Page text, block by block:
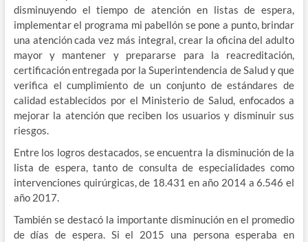
disminuyendo el tiempo de atención en listas de espera,
implementar el programa mi pabellón se pone a punto, brindar
una atención cada vez más integral, crear la oficina del adulto
mayor y mantener y prepararse para la reacreditación,
certificación entregada por la Superintendencia de Salud y que
verifica el cumplimiento de un conjunto de estándares de
calidad establecidos por el Ministerio de Salud, enfocados a
mejorar la atención que reciben los usuarios y disminuir sus
riesgos.
Entre los logros destacados, se encuentra la disminución de la
lista de espera, tanto de consulta de especialidades como
intervenciones quirúrgicas, de 18.431 en año 2014 a 6.546 el
año 2017.
También se destacó la importante disminución en el promedio
de días de espera. Si el 2015 una persona esperaba en